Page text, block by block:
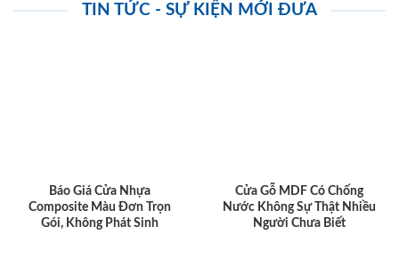
TIN TỨC - SỰ KIỆN MỚI ĐƯA
Báo Giá Cửa Nhựa
Composite Màu Đơn Trọn
Gói, Không Phát Sinh
Cửa Gỗ MDF Có Chống
Nước Không Sự Thật Nhiều
Người Chưa Biết